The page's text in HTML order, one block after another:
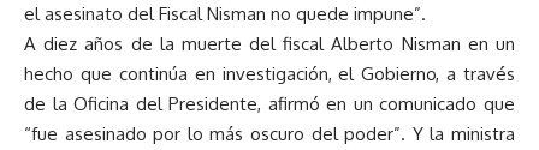
el asesinato del Fiscal Nisman no quede impune”.
A diez años de la muerte del fiscal Alberto Nisman en un
hecho que continúa en investigación, el Gobierno, a través
de la Oficina del Presidente, afirmó en un comunicado que
“fue asesinado por lo más oscuro del poder”. Y la ministra